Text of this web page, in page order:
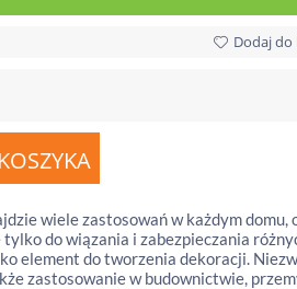
Dodaj do
wiele zastosowań w każdym domu,
do wiązania i zabezpieczania
element do tworzenia dekoracji.
zastosowanie w budownictwie,